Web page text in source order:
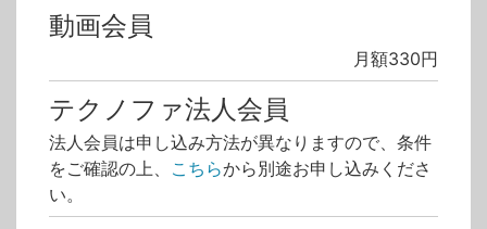
動画会員
月額330円
テクノファ法人会員
法人会員は申し込み方法が異なりますので、条件
をご確認の上、 こちらから別途お申し込みくださ
い。